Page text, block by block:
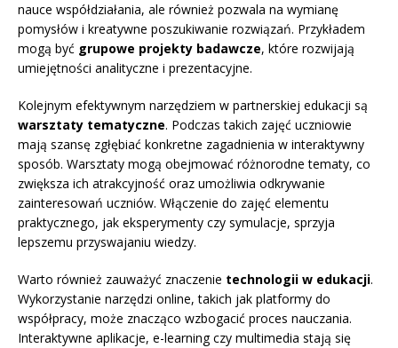
nauce współdziałania, ale również pozwala na wymianę
pomysłów i kreatywne poszukiwanie rozwiązań. Przykładem
mogą być grupowe projekty badawcze, które rozwijają
umiejętności analityczne i prezentacyjne.
Kolejnym efektywnym narzędziem w partnerskiej edukacji są
warsztaty tematyczne. Podczas takich zajęć uczniowie
mają szansę zgłębiać konkretne zagadnienia w interaktywny
sposób. Warsztaty mogą obejmować różnorodne tematy, co
zwiększa ich atrakcyjność oraz umożliwia odkrywanie
zainteresowań uczniów. Włączenie do zajęć elementu
praktycznego, jak eksperymenty czy symulacje, sprzyja
lepszemu przyswajaniu wiedzy.
Warto również zauważyć znaczenie technologii w edukacji.
Wykorzystanie narzędzi online, takich jak platformy do
współpracy, może znacząco wzbogacić proces nauczania.
Interaktywne aplikacje, e-learning czy multimedia stają się